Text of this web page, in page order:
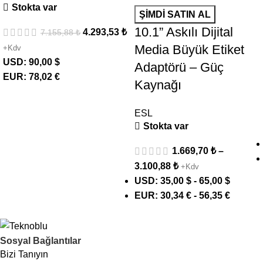
Stokta var
7.155,88₺ 4.293,53 ₺
+Kdv
USD: 90,00 $
EUR: 78,02 €
ŞIMDI SATIN AL
10.1” Askılı Dijital
Media Büyük Etiket
Adaptörü – Güç
Kaynağı
ESL
Stokta var
1.669,70 ₺ –
3.100,88 ₺ +Kdv
USD: 35,00 $ - 65,00 $
EUR: 30,34 € - 56,35 €
Sosyal Bağlantılar
Bizi Tanıyın